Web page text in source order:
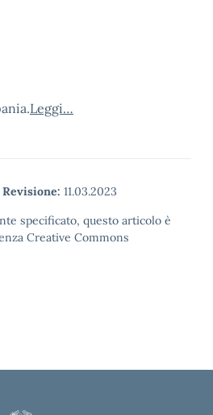
Leggi…
Revisione: 11.03.2023
specificato, questo articolo è
Creative Commons